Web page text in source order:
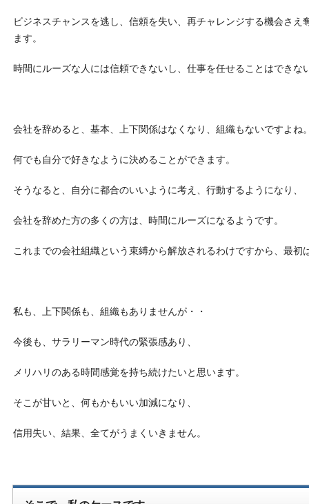
ビジネスチャンスを逃し、信頼を失い、再チャレンジする機会さえ
ます。
時間にルーズな人には信頼できないし、仕事を任せることはできな
会社を辞めると、基本、上下関係はなくなり、組織もないですよね
何でも自分で好きなように決めることができます。
そうなると、自分に都合のいいように考え、行動するようになり、
会社を辞めた方の多くの方は、時間にルーズになるようです。
これまでの会社組織という束縛から解放されるわけですから、最初
私も、上下関係も、組織もありませんが・・
今後も、サラリーマン時代の緊張感あり、
メリハリのある時間感覚を持ち続けたいと思います。
そこが甘いと、何もかもいい加減になり、
信用失い、結果、全てがうまくいきません。